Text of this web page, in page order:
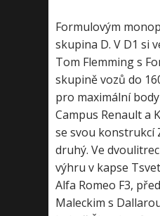
Formulovým
skupina D. V D1 si
Tom Flemming s
skupině vozů do
pro maximální
Campus Renault a
se svou konstrukcí
druhý. Ve
výhru v kapse
Alfa Romeo F3,
Maleckim s